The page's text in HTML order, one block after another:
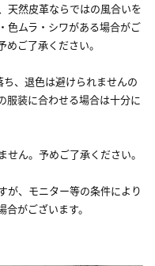
天然皮革ならではの風合いを
色ムラ・シワがある場合がご
ご了承ください。
、退色は避けられませんの
服装に合わせる場合は十分に
せん。予めご了承ください。
が、モニター等の条件により
がございます。